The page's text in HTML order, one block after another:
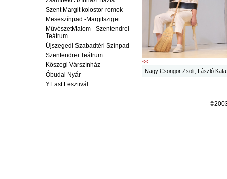
Szent Margit kolostor-romok
Meseszínpad -Margitsziget
MűvészetMalom - Szentendrei
Teátrum
Újszegedi Szabadtéri Színpad
Szentendrei Teátrum
Kőszegi Várszínház
Óbudai Nyár
Y.East Fesztivál
<<
Nagy Csongor Zsolt, László Kata